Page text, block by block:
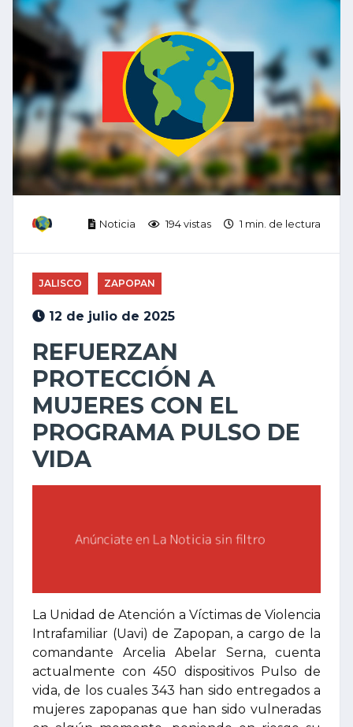
Noticia 194 vistas 1 min. de lectura
JALISCO ZAPOPAN
12 de julio de 2025
REFUERZAN
PROTECCIÓN A
MUJERES CON EL
PROGRAMA PULSO DE
VIDA
La Unidad de Atención a Víctimas de Violencia
Intrafamiliar (Uavi) de Zapopan, a cargo de la
comandante Arcelia Abelar Serna, cuenta
actualmente con 450 dispositivos Pulso de
vida, de los cuales 343 han sido entregados a
mujeres zapopanas que han sido vulneradas